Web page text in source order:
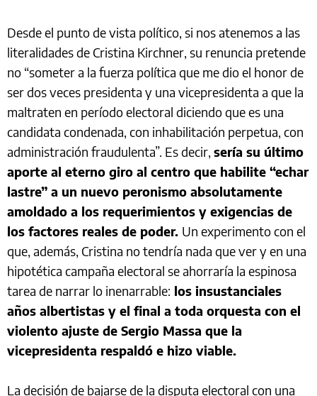
Desde el punto de vista político, si nos atenemos a las
literalidades de Cristina Kirchner, su renuncia pretende
no “someter a la fuerza política que me dio el honor de
ser dos veces presidenta y una vicepresidenta a que la
maltraten en período electoral diciendo que es una
candidata condenada, con inhabilitación perpetua, con
administración fraudulenta”. Es decir, sería su último
aporte al eterno giro al centro que habilite “echar
lastre” a un nuevo peronismo absolutamente
amoldado a los requerimientos y exigencias de
los factores reales de poder. Un experimento con el
que, además, Cristina no tendría nada que ver y en una
hipotética campaña electoral se ahorraría la espinosa
tarea de narrar lo inenarrable: los insustanciales
años albertistas y el final a toda orquesta con el
violento ajuste de Sergio Massa que la
vicepresidenta respaldó e hizo viable.
La decisión de bajarse de la disputa electoral con una